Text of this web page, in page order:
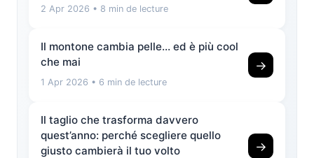
2 Apr 2026 • 8 min de lecture
Il montone cambia pelle… ed è più cool
che mai
1 Apr 2026 • 6 min de lecture
→
Il taglio che trasforma davvero
quest’anno: perché scegliere quello
giusto cambierà il tuo volto
→